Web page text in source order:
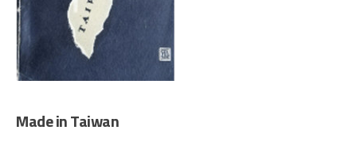
Made in Taiwan